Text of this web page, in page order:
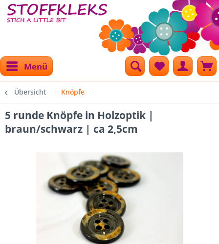
Menü
Übersicht Knöpfe
5 runde Knöpfe in Holzoptik |
braun/schwarz | ca 2,5cm